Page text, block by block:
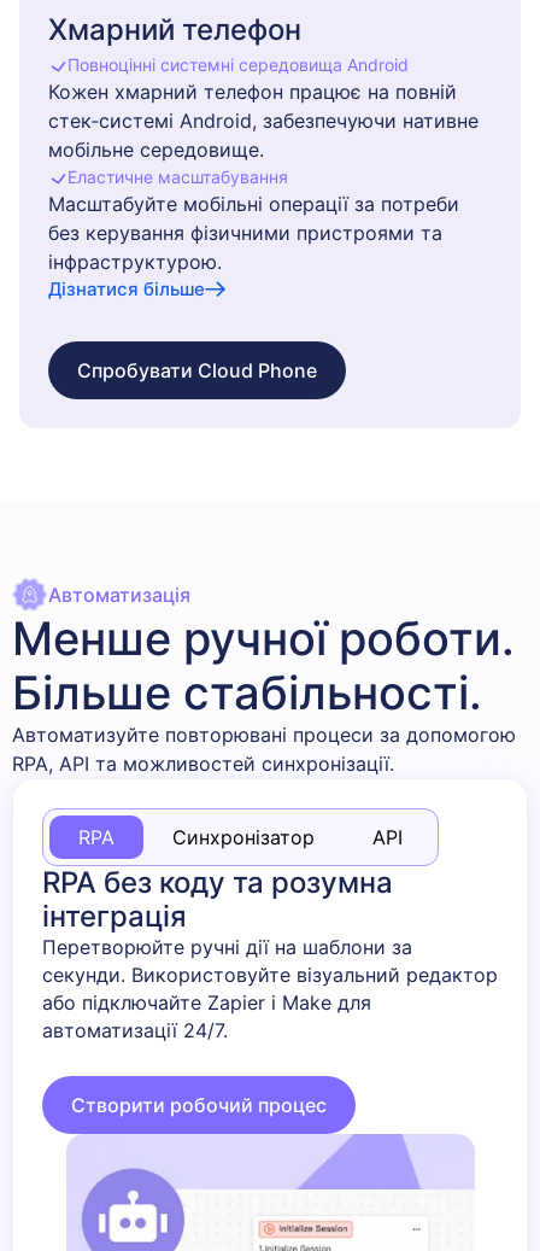
Хмарний телефон
Повноцінні системні середовища Android
Кожен хмарний телефон працює на повній
стек‑системі Android, забезпечуючи нативне
мобільне середовище.
Еластичне масштабування
Масштабуйте мобільні операції за потреби
без керування фізичними пристроями та
інфраструктурою.
Дізнатися більше
Спробувати Cloud Phone
Автоматизація
Менше ручної роботи.
Більше стабільності.
Автоматизуйте повторювані процеси за допомогою
RPA, API та можливостей синхронізації.
RPA Синхронізатор API
RPA без коду та розумна
інтеграція
Перетворюйте ручні дії на шаблони за
секунди. Використовуйте візуальний редактор
або підключайте Zapier і Make для
автоматизації 24/7.
Створити робочий процес